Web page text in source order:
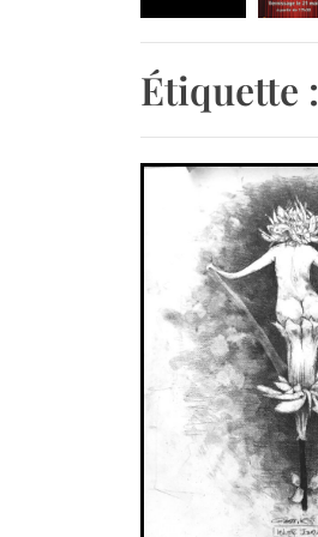
Étiquette :